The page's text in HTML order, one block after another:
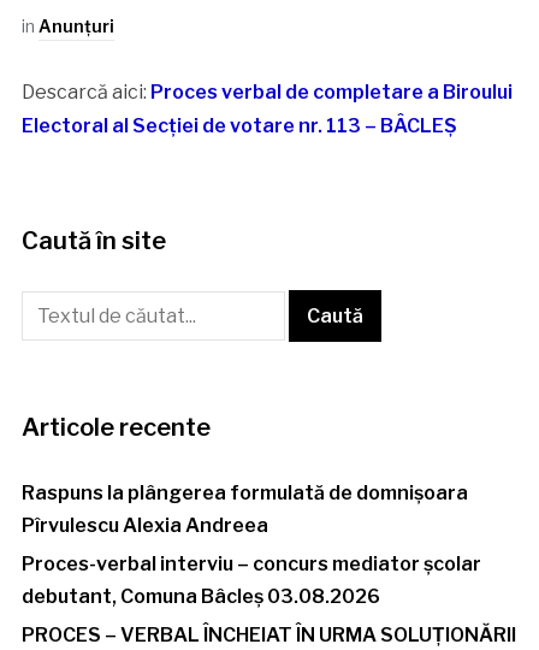
in Anunţuri
Descarcă aici: Proces verbal de completare a Biroului
Electoral al Secției de votare nr. 113 – BÂCLEȘ
Caută în site
Articole recente
Raspuns la plângerea formulată de domnișoara
Pîrvulescu Alexia Andreea
Proces-verbal interviu – concurs mediator școlar
debutant, Comuna Bâcleș 03.08.2026
PROCES – VERBAL ÎNCHEIAT ÎN URMA SOLUȚIONĂRII